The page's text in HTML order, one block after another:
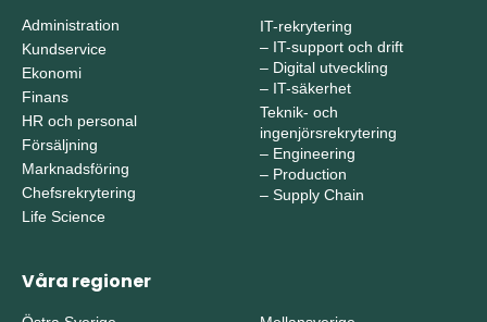
Administration
Kundservice
Ekonomi
Finans
HR och personal
Försäljning
Marknadsföring
Chefsrekrytering
Life Science
IT-rekrytering
– IT-support och drift
– Digital utveckling
– IT-säkerhet
Teknik- och
ingenjörsrekrytering
– Engineering
– Production
– Supply Chain
Våra regioner